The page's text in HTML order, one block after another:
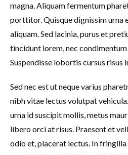
magna. Aliquam fermentum
porttitor. Quisque dignissim urna
aliquam. Sed lacinia, purus et
tincidunt lorem, nec
Suspendisse lobortis cursus risus
Sed nec est ut neque varius
nibh vitae lectus volutpat
urna id suscipit mollis, metus
libero orci at risus. Praesent et
odio et, placerat lectus. In